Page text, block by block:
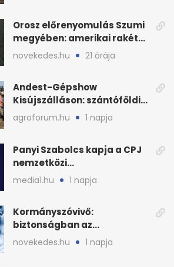
Orosz előrenyomulás Szumi
megyében: amerikai rakéták
is zsákmányként
novekedes.hu 21 órája
Andest-Gépshow
Kisújszálláson: szántóföldi
bemutató 2026. augusztus
12-én
agroforum.hu 1 napja
Panyi Szabolcs kapja a CPJ
nemzetközi
sajtószabadság-díját
media1.hu 1 napja
Kormányszóvivő:
biztonságban az
ivóvízkészlet, nincs
stratégiai vízhiány
novekedes.hu 1 napja